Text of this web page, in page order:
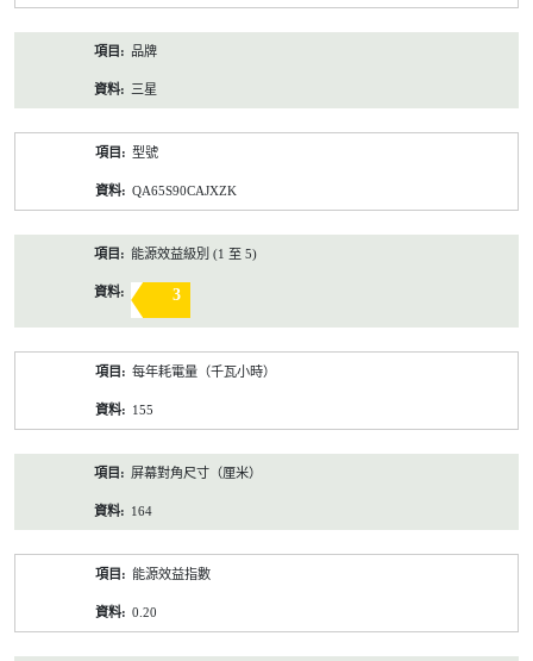
品牌
三星
型號
QA65S90CAJXZK
能源效益級別 (1 至 5)
3
每年耗電量（千瓦小時）
155
屏幕對角尺寸（厘米）
164
能源效益指數
0.20